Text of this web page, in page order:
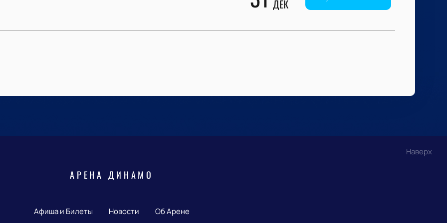
ДЕК
Наверх
АРЕНА ДИНАМО
Афиша и Билеты Новости Об Арене